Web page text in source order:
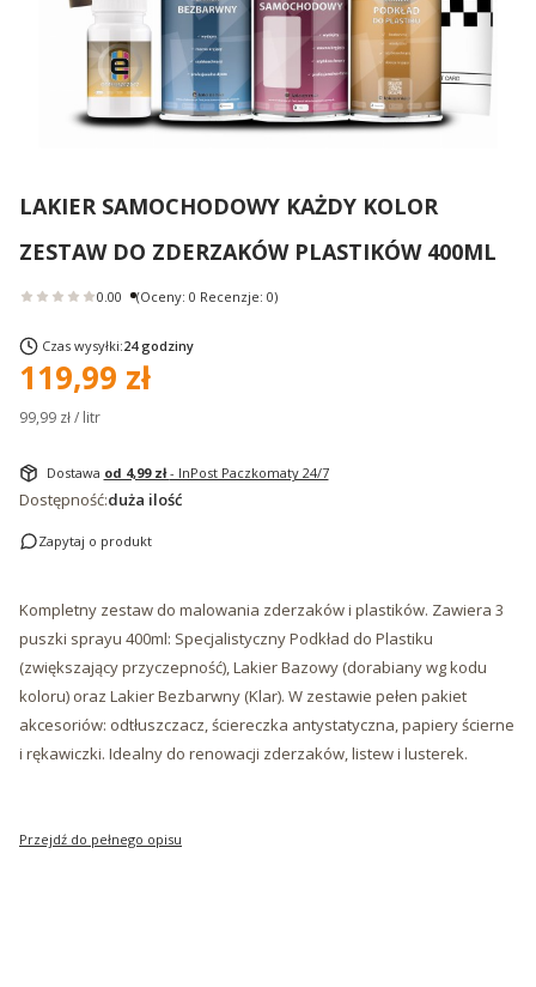
LAKIER SAMOCHODOWY KAŻDY KOLOR
ZESTAW DO ZDERZAKÓW PLASTIKÓW 400ML
0.00 (Oceny: 0 Recenzje: 0)
Czas wysyłki:24 godziny
Cena
119,99 zł
99,99 zł / litr
Dostawa od 4,99 zł- InPost Paczkomaty 24/7
Dostępność:duża ilość
Zapytaj o produkt
Kompletny zestaw do malowania zderzaków i plastików. Zawiera 3
puszki sprayu 400ml: Specjalistyczny Podkład do Plastiku
(zwiększający przyczepność), Lakier Bazowy (dorabiany wg kodu
koloru) oraz Lakier Bezbarwny (Klar). W zestawie pełen pakiet
akcesoriów: odtłuszczacz, ściereczka antystatyczna, papiery ścierne
i rękawiczki. Idealny do renowacji zderzaków, listew i lusterek.
Przejdź do pełnego opisu